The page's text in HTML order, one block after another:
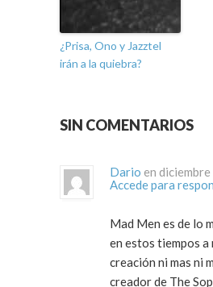
¿Prisa, Ono y Jazztel
irán a la quiebra?
SIN COMENTARIOS
Dario
Accede para
Mad Men es de lo
en estos tiempos a
creación ni mas ni
creador de The